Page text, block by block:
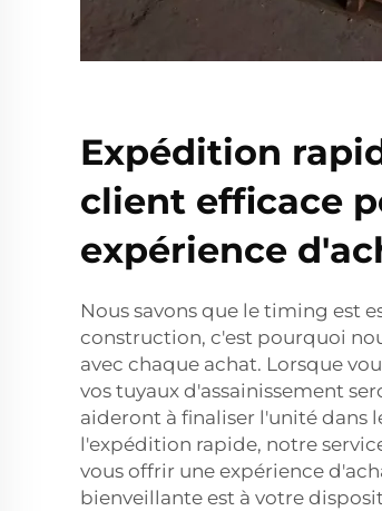
Expédition
client efficace
expérience
Nous savons que le timing est
construction, c'est pourquoi
avec chaque achat. Lorsque
vos tuyaux d'assainissement
aideront à finaliser l'unité dans
l'expédition rapide, notre
vous offrir une expérience
bienveillante est à votre